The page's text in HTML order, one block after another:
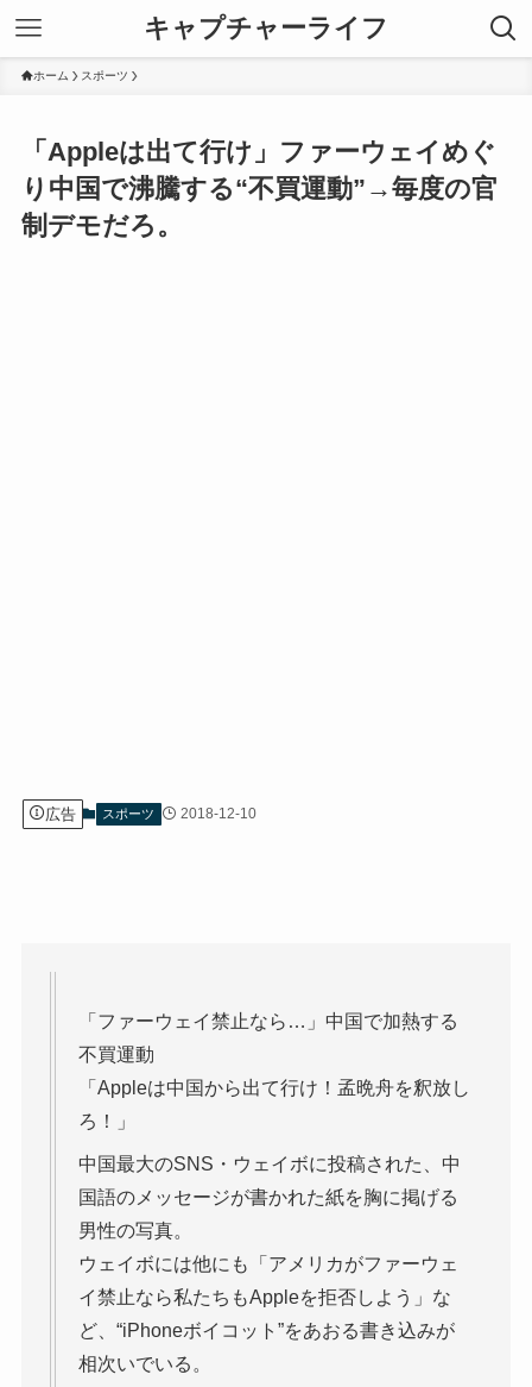
キャプチャーライフ
ホーム スポーツ
「Appleは出て行け」ファーウェイめぐ
り中国で沸騰する“不買運動”→毎度の官
制デモだろ。
広告 スポーツ 2018-12-10
「ファーウェイ禁止なら…」中国で加熱する
不買運動
「Appleは中国から出て行け！孟晩舟を釈放し
ろ！」
中国最大のSNS・ウェイボに投稿された、中
国語のメッセージが書かれた紙を胸に掲げる
男性の写真。
ウェイボには他にも「アメリカがファーウェ
イ禁止なら私たちもAppleを拒否しよう」な
ど、“iPhoneボイコット”をあおる書き込みが
相次いでいる。